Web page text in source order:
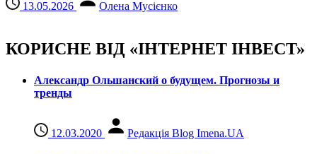
13.05.2026 Олена Мусієнко
КОРИСНЕ ВІД «ІНТЕРНЕТ ІНВЕСТ»
Александр Ольшанский о будущем. Прогнозы и
тренды
12.03.2020 Редакція Blog Imena.UA